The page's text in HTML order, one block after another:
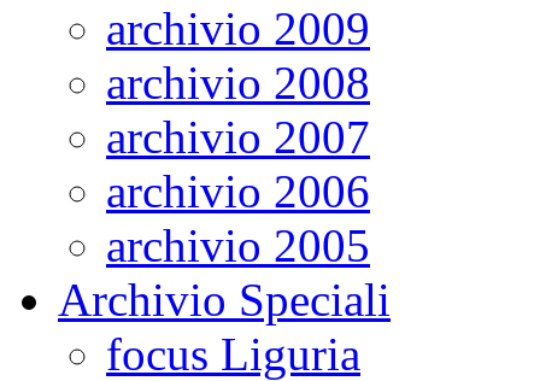
archivio 2009
archivio 2008
archivio 2007
archivio 2006
archivio 2005
Archivio Speciali
focus Liguria